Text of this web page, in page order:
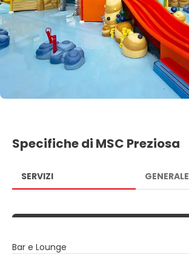
Specifiche di MSC Preziosa
SERVIZI GENERALE
Bar e Lounge